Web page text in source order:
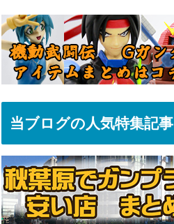
当ブログの人気特集記事